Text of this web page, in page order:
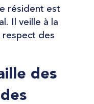
résident est
Il veille à la
des
des